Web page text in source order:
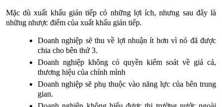
Mặc dù xuất khẩu gián tiếp có những lợi ích, nhưng sau đây là
những nhược điểm của xuất khẩu gián tiếp.
Doanh nghiệp sẽ thu về lợi nhuận ít hơn vì nó đã được
chia cho bên thứ 3.
Doanh nghiệp không có quyền kiểm soát về giá cả,
thương hiệu của chính mình
Doanh nghiệp sẽ phụ thuộc vào năng lực của bên trung
gian.